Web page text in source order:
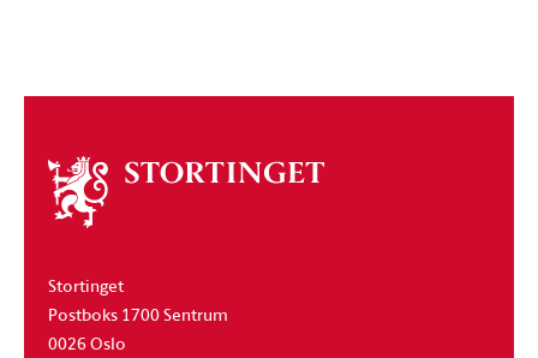
Om
stortinget
Stortinget
Postboks 1700 Sentrum
0026 Oslo